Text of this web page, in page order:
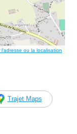
l’adresse ou la localisation
Trajet Maps